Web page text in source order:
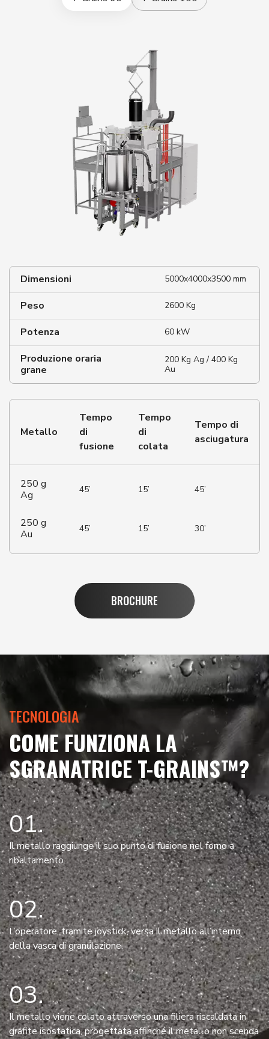
Dimensioni 5000x4000x3500 mm
Peso 2600 Kg
Potenza 60 kW
Produzione oraria
grane
200 Kg Ag / 400 Kg
Au
Metallo
Tempo
di
fusione
Tempo
di
colata
Tempo di
asciugatura
250 g
Ag
45’ 15’ 45’
250 g
Au
45’ 15’ 30’
BROCHURE
TECNOLOGIA
COME FUNZIONA LA
SGRANATRICE T-GRAINS™?
01
Il metallo raggiunge il suo punto di fusione nel forno a
ribaltamento.
02
L’operatore, tramite joystick, versa il metallo all’interno
della vasca di granulazione.
03
Il metallo viene colato attraverso una filiera riscaldata in
grafite isostatica, progettata affinché il metallo non scenda